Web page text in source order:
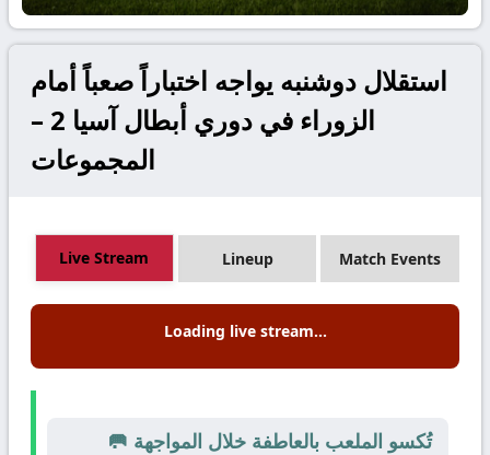
استقلال دوشنبه يواجه اختباراً صعباً أمام
الزوراء في دوري أبطال آسيا 2 –
المجموعات
Live Stream Lineup Match Events
Loading live stream...
🥅 تُكسو الملعب بالعاطفة خلال المواجهة